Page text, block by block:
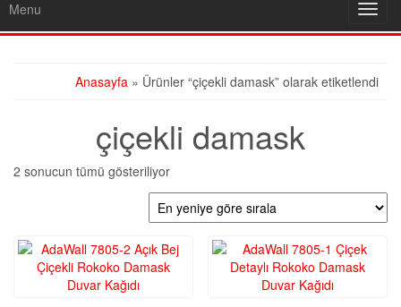
Menu
Anasayfa » Ürünler “çiçekli damask” olarak etiketlendi
çiçekli damask
2 sonucun tümü gösteriliyorEn
yeniye
göre
sıralandı